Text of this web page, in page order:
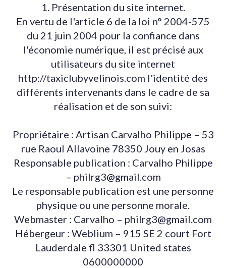
1. Présentation du site internet.
En vertu de l'article 6 de la loi n° 2004-575
du 21 juin 2004 pour la confiance dans
l'économie numérique, il est précisé aux
utilisateurs du site internet
http://taxiclubyvelinois.com l'identité des
différents intervenants dans le cadre de sa
réalisation et de son suivi:
Propriétaire : Artisan Carvalho Philippe – 53
rue Raoul Allavoine 78350 Jouy en Josas
Responsable publication : Carvalho Philippe
– philrg3@gmail.com
Le responsable publication est une personne
physique ou une personne morale.
Webmaster : Carvalho – philrg3@gmail.com
Hébergeur : Weblium – 915 SE 2 court Fort
Lauderdale fl 33301 United states
0600000000